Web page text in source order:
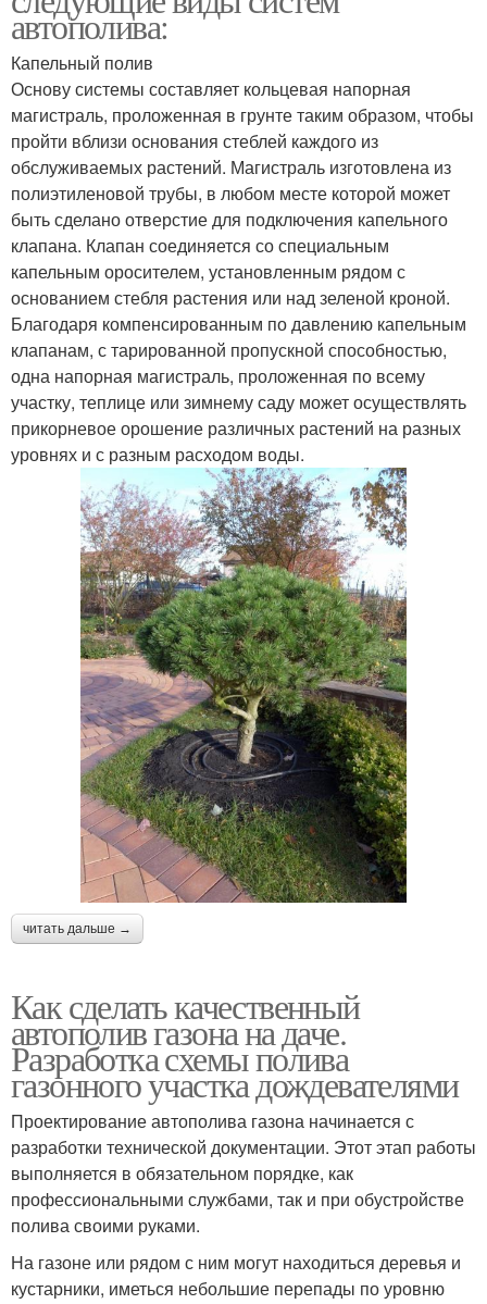
автополива:
Капельный полив
Основу системы составляет кольцевая напорная
магистраль, проложенная в грунте таким образом, чтобы
пройти вблизи основания стеблей каждого из
обслуживаемых растений. Магистраль изготовлена из
полиэтиленовой трубы, в любом месте которой может
быть сделано отверстие для подключения капельного
клапана. Клапан соединяется со специальным
капельным оросителем, установленным рядом с
основанием стебля растения или над зеленой кроной.
Благодаря компенсированным по давлению капельным
клапанам, с тарированной пропускной способностью,
одна напорная магистраль, проложенная по всему
участку, теплице или зимнему саду может осуществлять
прикорневое орошение различных растений на разных
уровнях и с разным расходом воды.
читать дальше →
Как сделать качественный
автополив газона на даче.
Разработка схемы полива
газонного участка дождевателями
Проектирование автополива газона начинается с
разработки технической документации. Этот этап работы
выполняется в обязательном порядке, как
профессиональными службами, так и при обустройстве
полива своими руками.
На газоне или рядом с ним могут находиться деревья и
кустарники, иметься небольшие перепады по уровню